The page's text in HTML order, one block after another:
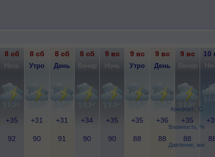
Комфорт, °C
Влажность, %
Давление, мм
8 сб 8 сб 8 сб 8 сб 9 вс 9 вс 9 вс 9 вс 10
Ночь Утро День Вечер Ночь Утро День Вечер
+35 +31 +31 +34 +35 +35 +36 +35
92 90 91 90 90 88 88 88